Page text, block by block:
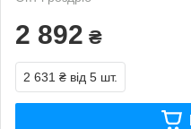
2 892 ₴
2 631 ₴ від 5 шт.